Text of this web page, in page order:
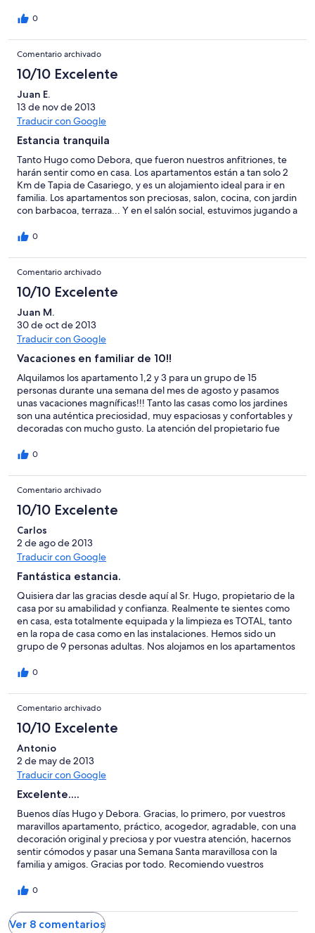
0
Comentario archivado
10/10 Excelente
Juan E.
13 de nov de 2013
Traducir con Google
Estancia tranquila
Tanto Hugo como Debora, que fueron nuestros anfitriones, te
harán sentir como en casa. Los apartamentos están a tan solo 2
Km de Tapia de Casariego, y es un alojamiento ideal para ir en
familia. Los apartamentos son preciosas, salon, cocina, con jardin
con barbacoa, terraza... Y en el salón social, estuvimos jugando a
nos trajeran la comida a la casa desde un restaurante cercano. La
0
Comentario archivado
10/10 Excelente
Juan M.
30 de oct de 2013
Traducir con Google
Vacaciones en familiar de 10!!
Alquilamos los apartamento 1,2 y 3 para un grupo de 15
personas durante una semana del mes de agosto y pasamos
unas vacaciones magníficas!!! Tanto las casas como los jardines
son una auténtica preciosidad, muy espaciosas y confortables y
decoradas con mucho gusto. La atención del propietario fue
agradable posible. Su situación es ideal si te gusta la naturaleza,
campo de Golf Cierrogrande, y a menos de 1 km tienes la playa
de la Paloma para ir con los niños. En resumen: DIFÍCIL DE
SUPERAR Y MUY RECOMENDABLE!!
0
Comentario archivado
10/10 Excelente
Carlos
2 de ago de 2013
Traducir con Google
Fantástica estancia.
Quisiera dar las gracias desde aquí al Sr. Hugo, propietario de la
casa por su amabilidad y confianza. Realmente te sientes como
en casa, esta totalmente equipada y la limpieza es TOTAL, tanto
en la ropa de casa como en las instalaciones. Hemos sido un
grupo de 9 personas adultas. Nos alojamos en los apartamentos
compra. A la playa, puedes ir caminando, a jugar al golf,
gustó, fue el poder disfrutar de las barbacoas por las noches y
sus sobremesas en el salón social, los paseos por el campo.
Buena gastronomía de la zona, por supuesto, visita al
restaurante el Álamo, que incluso hasta te acercan la comida a
los apartamentos. Recomendado 100%. Carlos.
0
Comentario archivado
10/10 Excelente
Antonio
2 de may de 2013
Traducir con Google
Excelente....
Buenos días Hugo y Debora. Gracias, lo primero, por vuestros
maravillos apartamento, práctico, acogedor, agradable, con una
decoración original y preciosa y por vuestra atención, hacernos
sentir cómodos y pasar una Semana Santa maravillosa con la
familia y amigos. Gracias por todo. Recomiendo vuestros
buenos y en un entorno estupendo, cerca de las playas, que nos
volver la más pronto posible. Un abrazo..
0
Ver 8 comentarios